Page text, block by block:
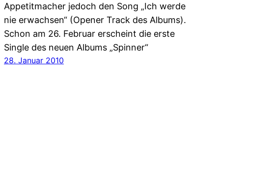
Appetitmacher jedoch den Song „Ich werde
nie erwachsen“ (Opener Track des Albums).
Schon am 26. Februar erscheint die erste
Single des neuen Albums „Spinner“
28. Januar 2010